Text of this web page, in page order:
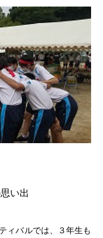
い出
ィバルでは、３年生も